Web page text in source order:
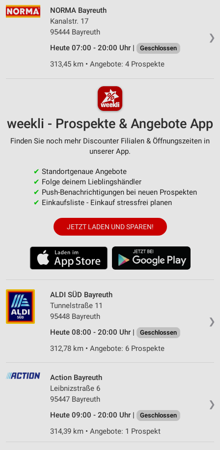
❯
NORMA Bayreuth
Kanalstr. 17
95444 Bayreuth
Heute 07:00 - 20:00 Uhr |
Geschlossen
313,45 km • Angebote: 4 Prospekte
weekli - Prospekte & Angebote App
Finden Sie noch mehr Discounter Filialen & Öffnungszeiten in
unserer App.
✔ Standortgenaue Angebote
✔ Folge deinem Lieblingshändler
✔ Push-Benachrichtigungen bei neuen Prospekten
✔ Einkaufsliste - Einkauf stressfrei planen
JETZT LADEN UND SPAREN!
❯
ALDI SÜD Bayreuth
Tunnelstraße 11
95448 Bayreuth
Heute 08:00 - 20:00 Uhr |
Geschlossen
312,78 km • Angebote: 6 Prospekte
❯
Action Bayreuth
Leibnizstraße 6
95447 Bayreuth
Heute 09:00 - 20:00 Uhr |
Geschlossen
314,39 km • Angebote: 1 Prospekt